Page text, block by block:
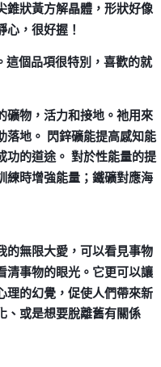
費
錐狀黃方解晶體，形狀好像
，很好握！
這個品項很特別，喜歡的就
礦物，活力和接地。祂用來
落地。 閃鋅礦能提高感知能
功的道途。 對於性能量的提
練時增強能量；鐵礦對應海
的無限大愛，可以看見事物
清事物的眼光。它更可以讓
理的幻覺，促使人們帶來新
、或是想要脫離舊有關係